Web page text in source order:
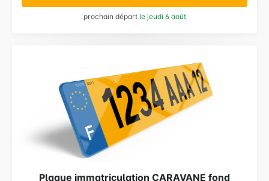
prochain départ le jeudi 6 août
Plaque immatriculation CARAVANE fond